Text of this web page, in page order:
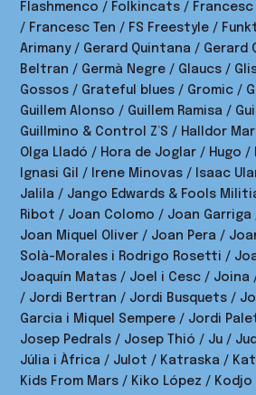
Flashmenco / Folkincats / Francesc
/ Francesc Ten / FS Freestyle /
Arimany / Gerard Quintana / Gerard
Beltran / Germà Negre / Glaucs /
Gossos / Grateful blues / Gromic /
Guillem Alonso / Guillem Ramisa /
Guillmino & Control Z’S / Halldor
Olga Lladó / Hora de Joglar / Hugo /
Ignasi Gil / Irene Minovas / Isaac
Jalila / Jango Edwards & Fools
Ribot / Joan Colomo / Joan Garriga
Joan Miquel Oliver / Joan Pera /
Solà-Morales i Rodrigo Rosetti /
Joaquín Matas / Joel i Cesc / Joina
/ Jordi Bertran / Jordi Busquets /
Garcia i Miquel Sempere / Jordi
Josep Pedrals / Josep Thió / Ju /
Júlia i Àfrica / Julot / Katraska /
Kids From Mars / Kiko López /